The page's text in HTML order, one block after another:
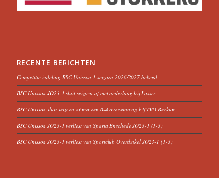
RECENTE BERICHTEN
Competitie indeling BSC Unisson 1 seizoen 2026/2027 bekend
BSC Unisson JO23-1 sluit seizoen af met nederlaag bij Losser
BSC Unisson sluit seizoen af met een 0-4 overwinning bij TVO Beckum
BSC Unisson JO23-1 verliest van Sparta Enschede JO23-1 (1-3)
BSC Unisson JO23-1 verliest van Sportclub Overdinkel JO23-1 (1-3)